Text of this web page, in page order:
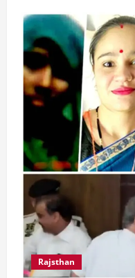
Rajsthan